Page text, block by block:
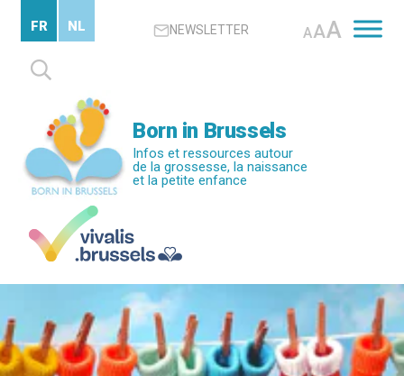
contenu
principal
NEWSLETTER AAA
Rechercher :
FR NL
Born in Brussels
Infos et ressources autour
de la grossesse, la naissance
et la petite enfance